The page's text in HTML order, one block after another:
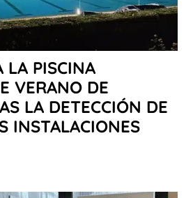
LA PISCINA
VERANO DE
LA DETECCIÓN DE
INSTALACIONES